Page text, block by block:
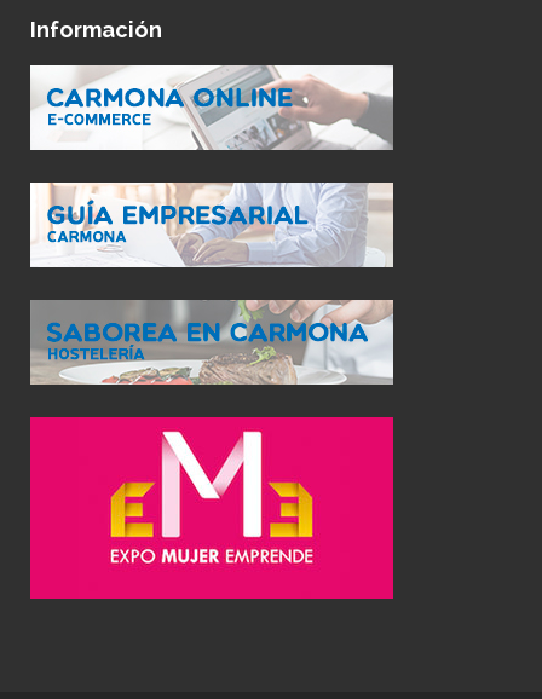
Información